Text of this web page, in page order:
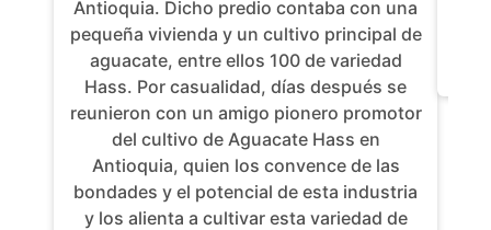
Antioquia. Dicho predio contaba con una
pequeña vivienda y un cultivo principal de
aguacate, entre ellos 100 de variedad
Hass. Por casualidad, días después se
reunieron con un amigo pionero promotor
del cultivo de Aguacate Hass en
Antioquia, quien los convence de las
bondades y el potencial de esta industria
y los alienta a cultivar esta variedad de